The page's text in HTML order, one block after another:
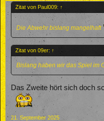
Zitat von Paul009: ↑
Die Abwehr bislang mangelhaft
Zitat von 09er: ↑
Bislang haben wir das Spiel im
Das Zweite hört sich doch
21. September 2025